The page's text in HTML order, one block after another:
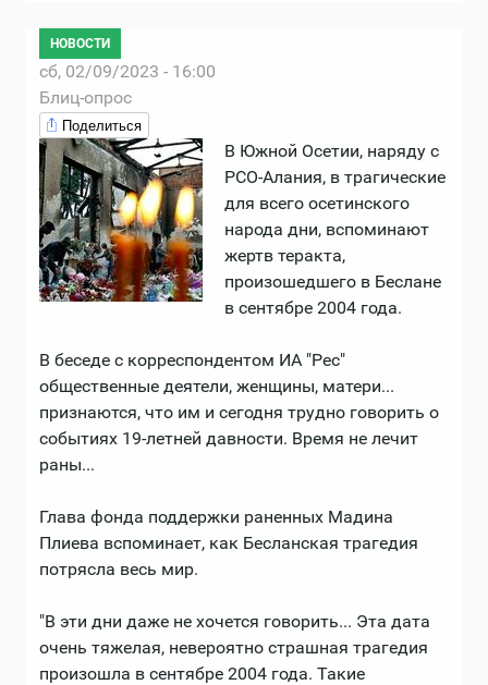
НОВОСТИ
сб, 02/09/2023 - 16:00
Блиц-опрос
Поделиться
В Южной Осетии, наряду с
РСО-Алания, в трагические
для всего осетинского
народа дни, вспоминают
жертв теракта,
произошедшего в Беслане
в сентябре 2004 года.
В беседе с корреспондентом ИА "Рес"
общественные деятели, женщины, матери...
признаются, что им и сегодня трудно говорить о
событиях 19-летней давности. Время не лечит
раны...
Глава фонда поддержки раненных Мадина
Плиева вспоминает, как Бесланская трагедия
потрясла весь мир.
"В эти дни даже не хочется говорить... Эта дата
очень тяжелая, невероятно страшная трагедия
произошла в сентябре 2004 года. Такие